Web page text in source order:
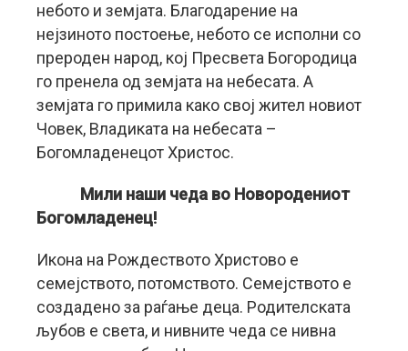
небото и земјата. Благодарение на
нејзиното постоење, небото се исполни со
прероден народ, кој Пресвета Богородица
го пренела од земјата на небесата. А
земјата го примила како свој жител новиот
Човек, Владиката на небесата –
Богомладенецот Христос.
Мили наши чеда во Новородениот
Богомладенец!
Икона на Рождеството Христово е
семејството, потомството. Семејството е
создадено за раѓање деца. Родителската
љубов е света, и нивните чеда се нивна